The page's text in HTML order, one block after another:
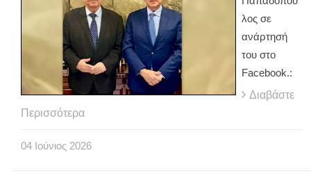
λος σε
ανάρτησή
του στο
Facebook.:
Διαβάστε
Περισσότερα
04 Ιούνιος 2026